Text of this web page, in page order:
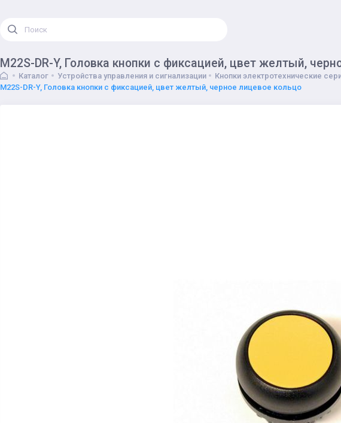
M22S-DR-Y, Головка кнопки с фиксацией, цвет желтый,
Каталог Устройства управления и сигнализации Кнопки электротехнические
M22S-DR-Y, Головка кнопки с фиксацией, цвет желтый, черное лицевое кольцо